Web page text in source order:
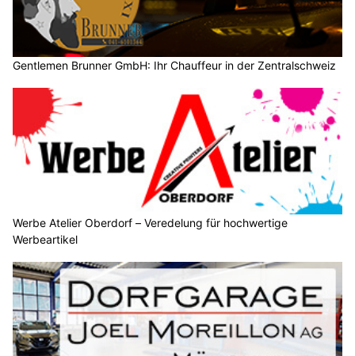
Gentlemen Brunner GmbH: Ihr Chauffeur in der Zentralschweiz
Werbe Atelier Oberdorf – Veredelung für hochwertige
Werbeartikel